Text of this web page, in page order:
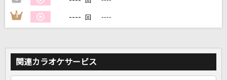
3 ---- 回 ----
関連カラオケサービス